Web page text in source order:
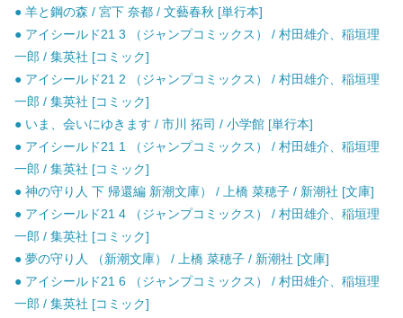
● 羊と鋼の森 / 宮下 奈都 / 文藝春秋 [単行本]
● アイシールド21 3 （ジャンプコミックス） / 村田雄介、稲垣理
一郎 / 集英社 [コミック]
● アイシールド21 2 （ジャンプコミックス） / 村田雄介、稲垣理
一郎 / 集英社 [コミック]
● いま、会いにゆきます / 市川 拓司 / 小学館 [単行本]
● アイシールド21 1 （ジャンプコミックス） / 村田雄介、稲垣理
一郎 / 集英社 [コミック]
● 神の守り人 下 帰還編 新潮文庫） / 上橋 菜穂子 / 新潮社 [文庫]
● アイシールド21 4 （ジャンプコミックス） / 村田雄介、稲垣理
一郎 / 集英社 [コミック]
● 夢の守り人 （新潮文庫） / 上橋 菜穂子 / 新潮社 [文庫]
● アイシールド21 6 （ジャンプコミックス） / 村田雄介、稲垣理
一郎 / 集英社 [コミック]